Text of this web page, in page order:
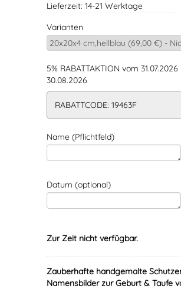
Lieferzeit: 14-21 Werktage
Varianten
5% RABATTAKTION vom
30.08.2026
RABATTCODE: 19463F
Name (Pflichtfeld)
Datum (optional)
Zur Zeit nicht verfügbar.
Zauberhafte handgemalte
Namensbilder zur Geburt & Taufe